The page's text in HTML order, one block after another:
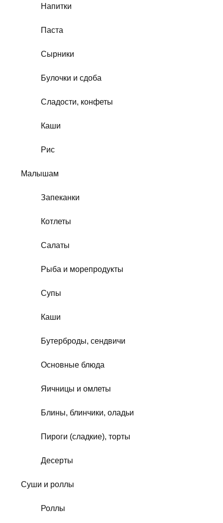
Напитки
Паста
Сырники
Булочки и сдоба
Сладости, конфеты
Каши
Рис
Малышам
Запеканки
Котлеты
Салаты
Рыба и морепродукты
Супы
Каши
Бутерброды, сендвичи
Основные блюда
Яичницы и омлеты
Блины, блинчики, оладьи
Пироги (сладкие), торты
Десерты
Суши и роллы
Роллы